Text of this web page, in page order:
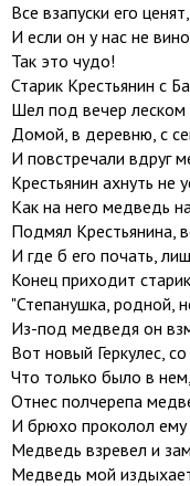
Все взапуски его ценят,
И если он у нас не
Так это чудо!
Старик Крестьянин с
Шел под вечер леском
Домой, в деревню, с
И повстречали вдруг
Крестьянин ахнуть не
Как на него медведь
Подмял Крестьянина,
И где б его почать,
Конец приходит
"Степанушка, родной,
Из-под медведя он
Вот новый Геркулес,
Что только было в нем,
Отнес полчерепа
И брюхо проколол ему
Медведь взревел и
Медведь мой